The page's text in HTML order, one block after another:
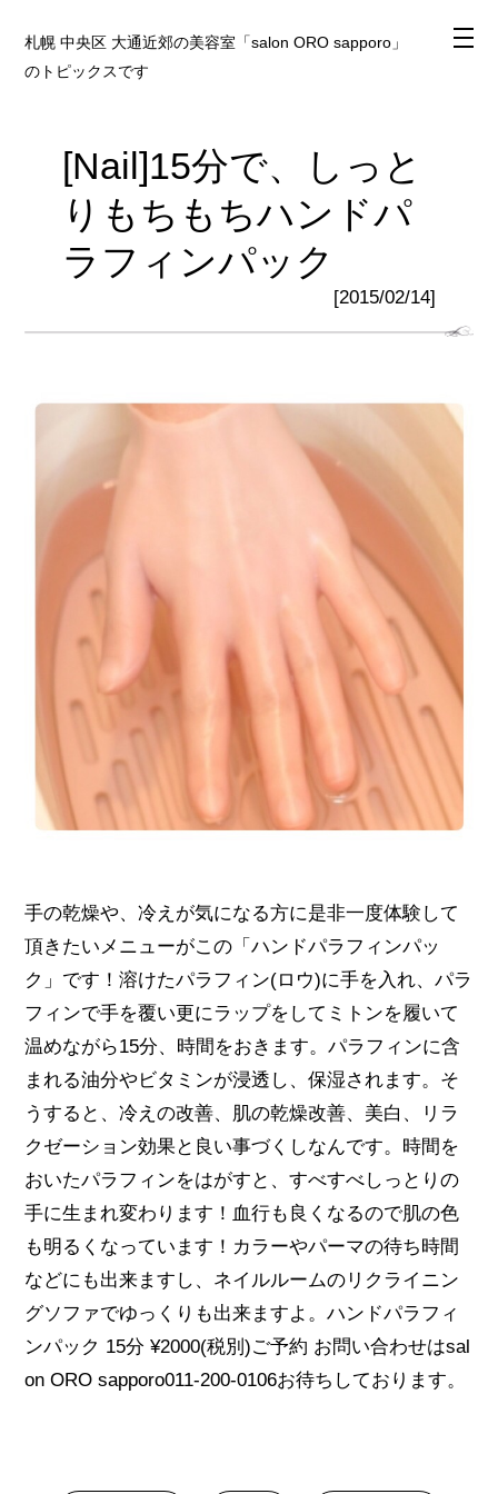
札幌 中央区 大通近郊の美容室「salon ORO sapporo」
のトピックスです
[Nail]15分で、しっと
りもちもちハンドパ
ラフィンパック
[2015/02/14]
手の乾燥や、冷えが気になる方に是非一度体験して
頂きたいメニューがこの「ハンドパラフィンパッ
ク」です！溶けたパラフィン(ロウ)に手を入れ、パラ
フィンで手を覆い更にラップをしてミトンを履いて
温めながら15分、時間をおきます。パラフィンに含
まれる油分やビタミンが浸透し、保湿されます。そ
うすると、冷えの改善、肌の乾燥改善、美白、リラ
クゼーション効果と良い事づくしなんです。時間を
おいたパラフィンをはがすと、すべすべしっとりの
手に生まれ変わります！血行も良くなるので肌の色
も明るくなっています！カラーやパーマの待ち時間
などにも出来ますし、ネイルルームのリクライニン
グソファでゆっくりも出来ますよ。ハンドパラフィ
ンパック 15分 ¥2000(税別)ご予約 お問い合わせはsal
on ORO sapporo011-200-0106お待ちしております。